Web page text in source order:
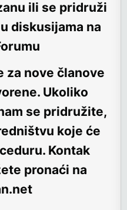
ili se pridruži
diskusijama na
za nove članove
. Ukoliko
se pridružite,
koje će
Kontak
pronaći na